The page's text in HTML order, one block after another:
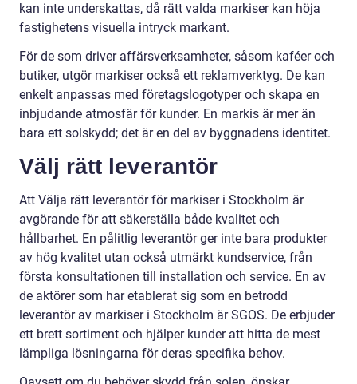
kan inte underskattas, då rätt valda markiser kan höja
fastighetens visuella intryck markant.
För de som driver affärsverksamheter, såsom kaféer och
butiker, utgör markiser också ett reklamverktyg. De kan
enkelt anpassas med företagslogotyper och skapa en
inbjudande atmosfär för kunder. En markis är mer än
bara ett solskydd; det är en del av byggnadens identitet.
Välj rätt leverantör
Att Välja rätt leverantör för markiser i Stockholm är
avgörande för att säkerställa både kvalitet och
hållbarhet. En pålitlig leverantör ger inte bara produkter
av hög kvalitet utan också utmärkt kundservice, från
första konsultationen till installation och service. En av
de aktörer som har etablerat sig som en betrodd
leverantör av markiser i Stockholm är SGOS. De erbjuder
ett brett sortiment och hjälper kunder att hitta de mest
lämpliga lösningarna för deras specifika behov.